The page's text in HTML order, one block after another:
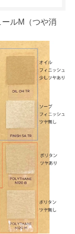
ルM（つや消